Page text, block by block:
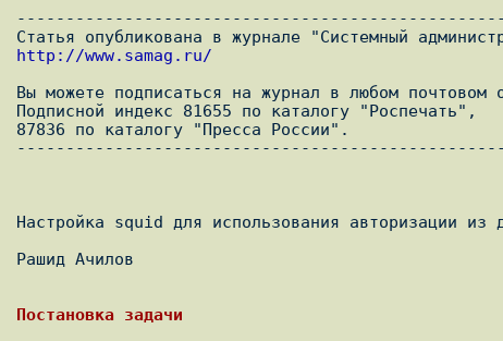
http://www.samag.ru/
Вы можете подписаться на журнал в любом почтовом
Подписной индекс 81655 по каталогу "Роспечать",
87836 по каталогу "Пресса России".
Настройка squid для использования авторизации из
Рашид Ачилов